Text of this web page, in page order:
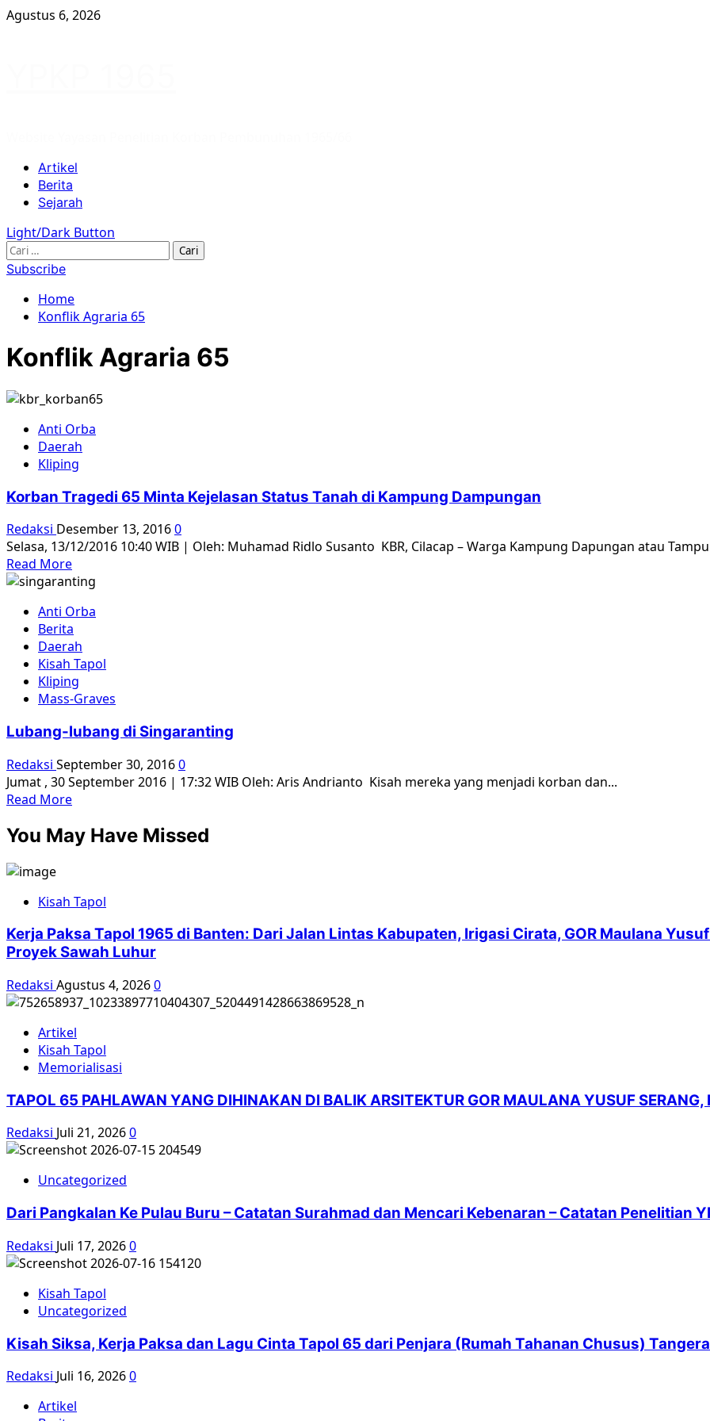
Skip
Agustus 6, 2026
Primary
Menu
Artikel
Berita
Sejarah
Light/Dark Button
Cari
untuk:
Subscribe
Home
Konflik Agraria 65
Konflik Agraria 65
Anti Orba
Daerah
Kliping
Korban Tragedi 65 Minta Kejelasan Status Tanah di Kampung Dampungan
Redaksi Desember 13, 20160
Selasa, 13/12/2016 10:40 WIB | Oleh: Muhamad Ridlo Susanto KBR, Cilacap – Warga Kampung Dapungan atau
Read MoreRead
more
Korban
Tragedi
65
Minta
Kejelasan
Status
di
Dampungan
Anti Orba
Berita
Daerah
Kisah Tapol
Kliping
Mass-Graves
Lubang-lubang di Singaranting
Redaksi September 30, 20160
Jumat , 30 September 2016 | 17:32 WIB Oleh: Aris Andrianto Kisah mereka yang menjadi korban dan...
Read MoreRead
about
Lubang-
Singaranting
You May Have Missed
Kisah Tapol
Kerja Paksa Tapol 1965 di Banten: Dari Jalan Lintas Kabupaten, Irigasi Cirata, GOR Maulana
Proyek Sawah Luhur
Redaksi Agustus 4, 20260
Artikel
Kisah Tapol
Memorialisasi
TAPOL 65 PAHLAWAN YANG DIHINAKAN DI BALIK ARSITEKTUR GOR MAULANA YUSUF SERANG,
Redaksi Juli 21, 20260
Uncategorized
Dari Pangkalan Ke Pulau Buru – Catatan Surahmad dan Mencari Kebenaran – Catatan Penelitian
Redaksi Juli 17, 20260
Kisah Tapol
Uncategorized
Kisah Siksa, Kerja Paksa dan Lagu Cinta Tapol 65 dari Penjara (Rumah Tahanan Chusus)
Redaksi Juli 16, 20260
Artikel